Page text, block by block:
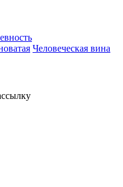
Человеческая вина